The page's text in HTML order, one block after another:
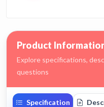
Product
Explore specifications,
questions
Specification